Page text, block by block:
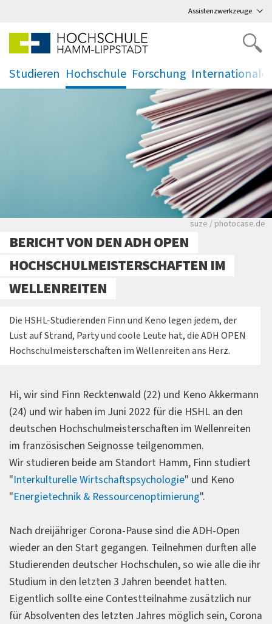
Assistenzwerkzeuge
Studieren
.
Hochschule
.
Forschung
. .
Viele Zeitungen.
suze / photocase.de
BERICHT VON DEN ADH OPEN
HOCHSCHULMEISTERSCHAFTEN IM
WELLENREITEN
Die HSHL-Studierenden Finn und Keno legen jedem, der
Lust auf Strand, Party und coole Leute hat, die ADH OPEN
Hochschulmeisterschaften im Wellenreiten ans Herz.
Hi, wir sind Finn Recktenwald (22) und Keno Akkermann
(24) und wir haben im Juni 2022 für die HSHL an den
deutschen Hochschulmeisterschaften im Wellenreiten
im französischen Seignosse teilgenommen.
Wir studieren beide am Standort Hamm, Finn studiert
"Interkulturelle Wirtschaftspsychologie" und Keno
"Energietechnik & Ressourcenoptimierung".
Nach dreijähriger Corona-Pause sind die ADH-Open
wieder an den Start gegangen. Teilnehmen durften alle
Studierenden deutscher Hochschulen, so wie alle die ihr
Studium in den letzten 3 Jahren beendet hatten.
Eigentlich sollte eine Contestteilnahme zusätzlich nur
für Absolventen des letzten Jahres möglich sein, Corona